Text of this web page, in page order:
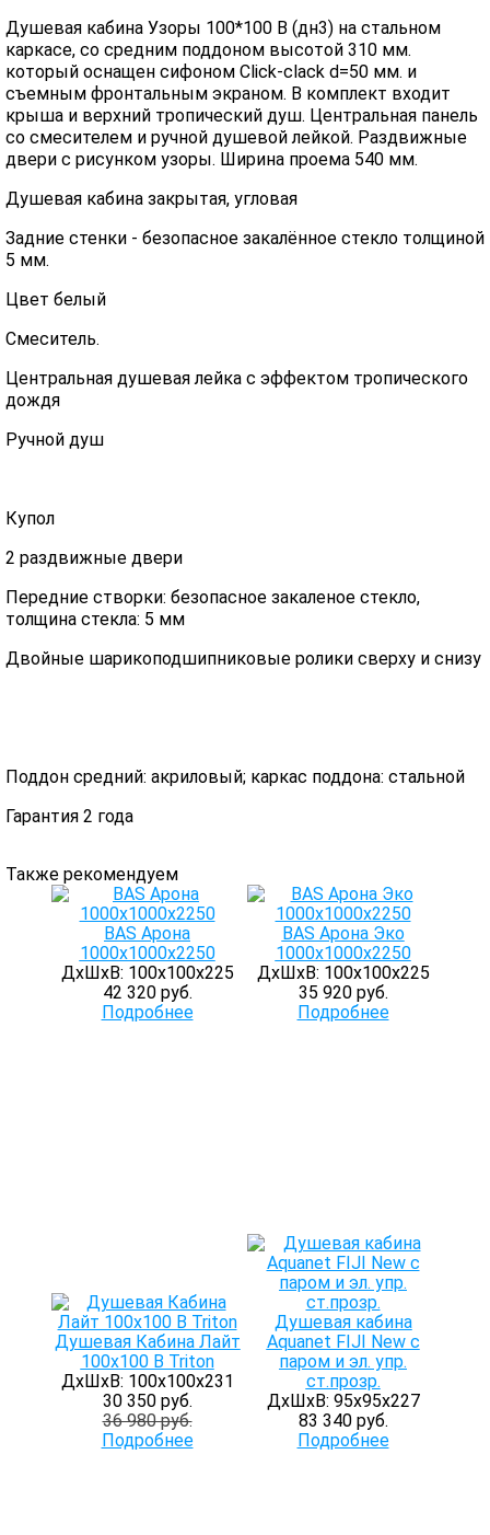
Душевая кабина Узоры 100*100 В (дн3) на стальном
каркасе, со средним поддоном высотой 310 мм.
который оснащен сифоном Click-clack d=50 мм. и
съемным фронтальным экраном. В комплект входит
крыша и верхний тропический душ. Центральная панель
со смесителем и ручной душевой лейкой. Раздвижные
двери с рисунком узоры. Ширина проема 540 мм.
Душевая кабина закрытая, угловая
Задние стенки - безопасное закалённое стекло толщиной
5 мм.
Цвет белый
Смеситель.
Центральная душевая лейка с эффектом тропического
дождя
Ручной душ
Купол
2 раздвижные двери
Передние створки: безопасное закаленое стекло,
толщина стекла: 5 мм
Двойные шарикоподшипниковые ролики сверху и снизу
Поддон средний: акриловый; каркас поддона: стальной
Гарантия 2 года
Также рекомендуем
BAS Арона
1000х1000х2250
ДхШхВ: 100х100х225
42 320 руб.
Подробнее
BAS Арона Эко
1000х1000х2250
ДхШхВ: 100х100х225
35 920 руб.
Подробнее
Душевая Кабина Лайт
100х100 В Triton
ДхШхВ: 100х100х231
30 350 руб.
36 980 руб.
Подробнее
Душевая кабина
Aquanet FIJI New с
паром и эл. упр.
ст.прозр.
ДхШхВ: 95х95х227
83 340 руб.
Подробнее